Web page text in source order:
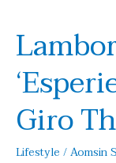
Giro
Lifestyle /Aomsin
ทริป
‘Esperienza
Movember
Thailand